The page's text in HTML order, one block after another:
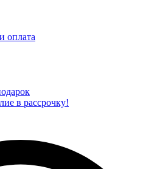
оплата
в рассрочку!